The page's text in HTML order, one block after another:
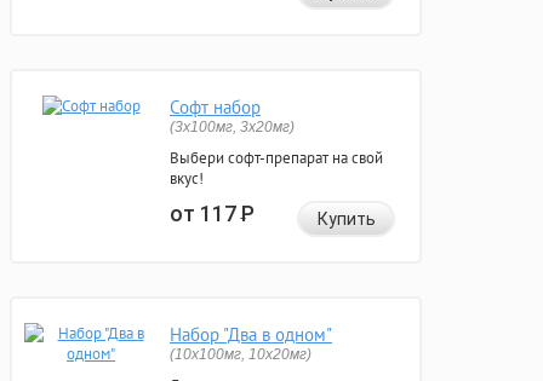
Софт набор
(3x100мг, 3x20мг)
Выбери софт-препарат на свой
вкус!
от 117Р Купить
Набор "Два в одном"
(10x100мг, 10x20мг)